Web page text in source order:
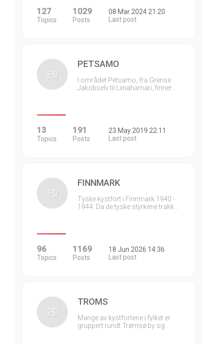
127
Topics
1029
Posts
08 Mar 2024 21:20
Last post
PETSAMO
I området Petsamo, fra Grense
Jakobselv til Liinahamari, finner…
13
Topics
191
Posts
23 May 2019 22:11
Last post
FINNMARK
Tyske kystfort i Finnmark 1940 -
1944. Da de tyske styrkene trakk…
96
Topics
1169
Posts
18 Jun 2026 14:36
Last post
TROMS
Mange av kystfortene i fylket er
gruppert rundt Trømsø by og…